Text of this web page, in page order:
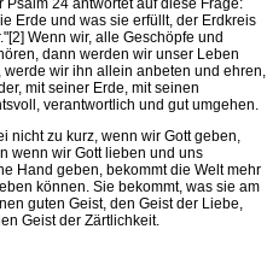
Psalm 24 antwortet auf diese Frage:
Erde und was sie erfüllt, der Erdkreis
Wenn wir, alle Geschöpfe und
dann werden wir unser Leben
werde wir ihn allein anbeten und ehren,
mit seiner Erde, mit seinen
verantwortlich und gut umgehen.
nicht zu kurz, wenn wir Gott geben,
wenn wir Gott lieben und uns
Hand geben, bekommt die Welt mehr
können. Sie bekommt, was sie am
guten Geist, den Geist der Liebe,
Geist der Zärtlichkeit.